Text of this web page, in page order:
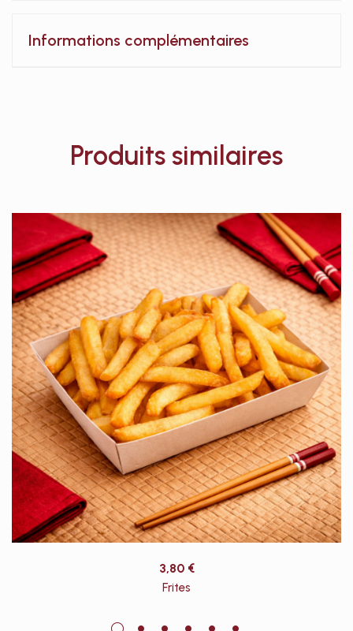
Informations complémentaires
Produits similaires
3,80 €
Frites